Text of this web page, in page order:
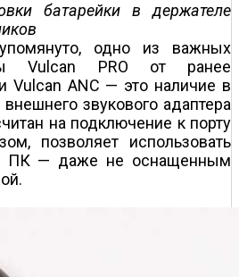
батарейки в держателе
одно из важных
Vulcan PRO от ранее
Vulcan ANC — это наличие в
звукового адаптера
на подключение к порту
позволяет использовать
ПК — даже не оснащенным